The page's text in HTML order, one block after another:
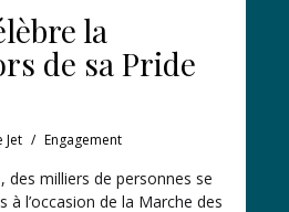
la
de sa Pride
Jet Engagement
des milliers de personnes se
à l’occasion de la Marche des